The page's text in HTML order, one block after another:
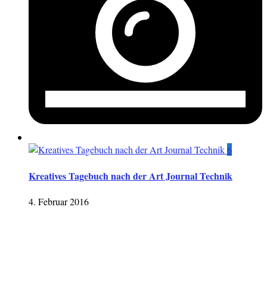
6
Kreatives Tagebuch nach der Art Journal Technik
4. Februar 2016